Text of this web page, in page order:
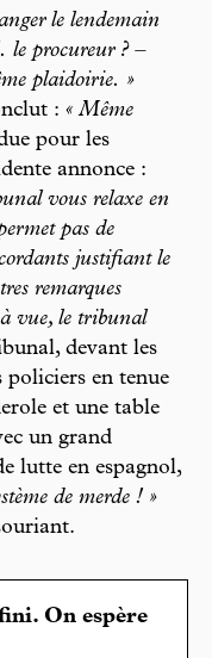
le lendemain
le procureur ? –
plaidoirie. »
: « Même
pour les
annonce :
vous relaxe en
pas de
justifiant le
remarques
vue, le tribunal
devant les
policiers en tenue
et une table
un grand
lutte en espagnol,
de merde ! »
On espère